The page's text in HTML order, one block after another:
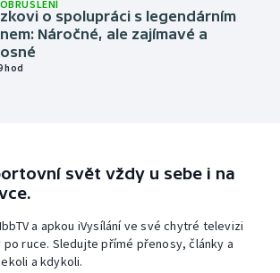
o spolupráci s legendárním
Náročné, ale zajímavé a
hod
svět vždy u sebe i na
a apkou iVysílání ve své chytré televizi
ruce. Sledujte přímé přenosy, články a
a kdykoli.